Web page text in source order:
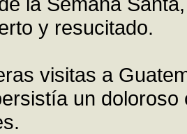
y resucitado.
visitas a
un